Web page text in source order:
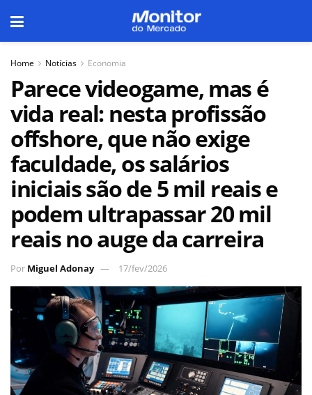
Home Notícias Economia
Parece videogame, mas é
vida real: nesta profissão
offshore, que não exige
faculdade, os salários
iniciais são de 5 mil reais e
podem ultrapassar 20 mil
reais no auge da carreira
Por Miguel Adonay 17/fev/2026